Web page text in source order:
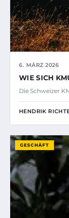
6. MÄRZ 2026
WIE SICH
Die Schweizer
HENDRIK
GESCHÄFT